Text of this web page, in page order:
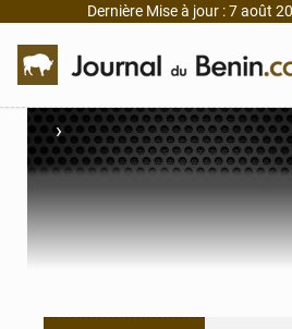
Dernière Mise à jour : 7 août
›